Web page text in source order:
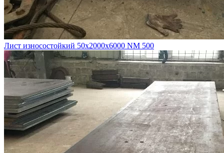
Лист износостойкий 50х2000х6000 NM 500